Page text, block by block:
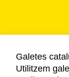
Galetes
Utilitzem